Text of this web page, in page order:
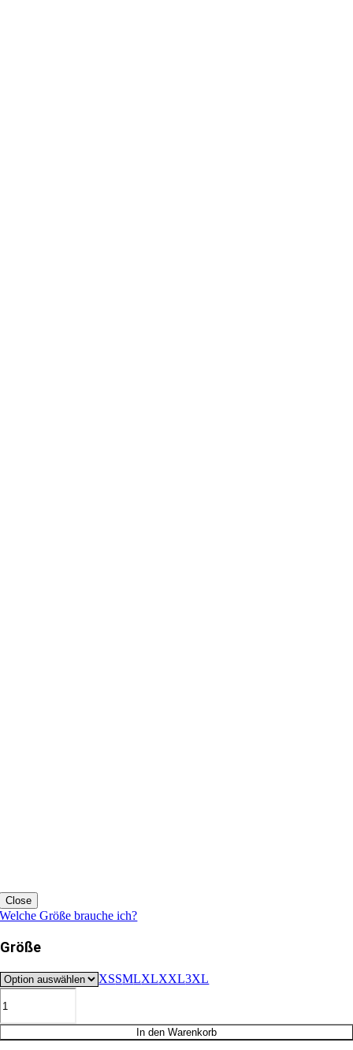
Close
Welche Größe brauche ich?
Größe
XSSMLXLXXL3XL
In den Warenkorb